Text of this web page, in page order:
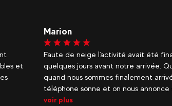
et
Marion
Faute de neige l'activité avait été
quelques jours avant notre arrivée.
quand nous sommes finalement
téléphone sonne et on nous annonce
voir plus